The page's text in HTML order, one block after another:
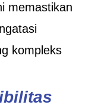
memastikan
kompleks